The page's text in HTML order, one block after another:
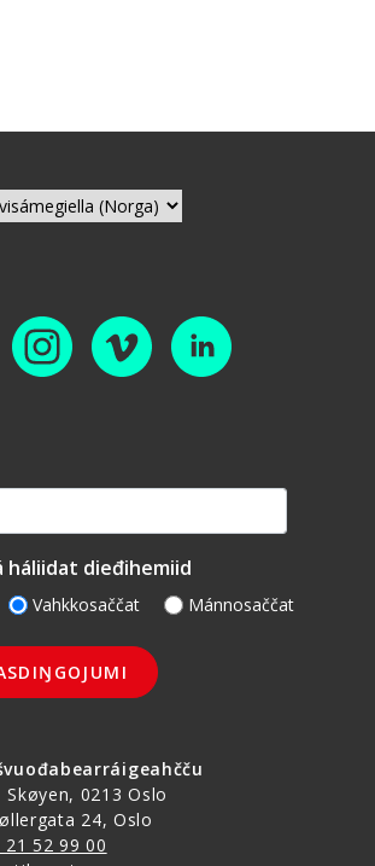
0213 Oslo
24, Oslo
21 52 99 00
háliidat dieđihemiid
Vahkkosaččat Mánnosaččat